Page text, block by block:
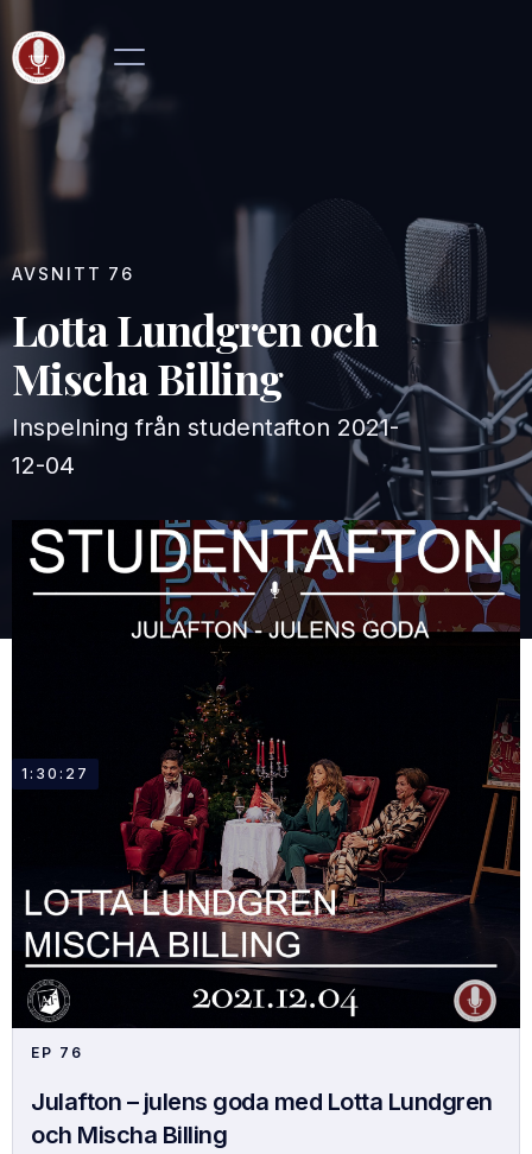
AVSNITT 76
Lotta Lundgren och
Mischa Billing
Inspelning från studentafton 2021-
12-04
1:30:27
EP 76
Julafton – julens goda med Lotta Lundgren
och Mischa Billing